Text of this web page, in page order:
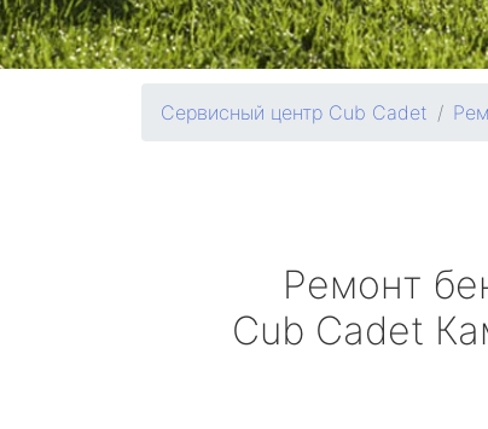
Сервисный центр Cub Cadet
Ремонт
Cub Cadet